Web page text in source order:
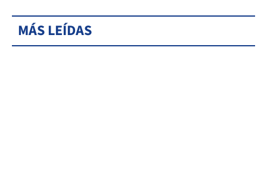
MÁS LEÍDAS